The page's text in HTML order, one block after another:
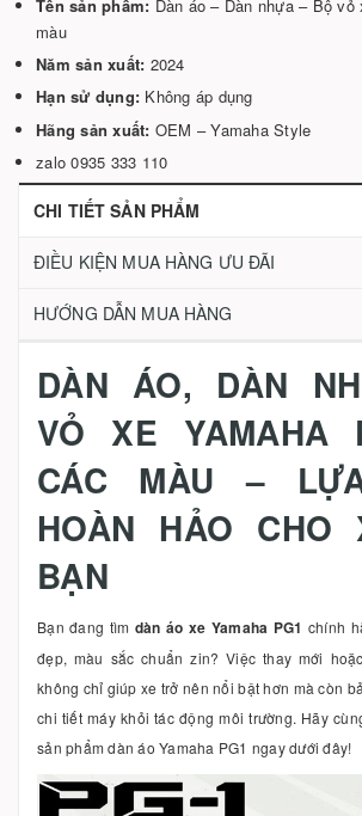
Tên sản phẩm: Dàn áo – Dàn nhựa – Bộ vỏ
màu
Năm sản xuất: 2024
Hạn sử dụng: Không áp dụng
Hãng sản xuất: OEM – Yamaha Style
zalo 0935 333 110
CHI TIẾT SẢN PHẨM
ĐIỀU KIỆN MUA HÀNG ƯU ĐÃI
HƯỚNG DẪN MUA HÀNG
DÀN ÁO, DÀN
VỎ XE YAMAHA
CÁC MÀU –
HOÀN HẢO CHO
BẠN
Bạn đang tìm dàn áo xe Yamaha PG1 chính
đẹp, màu sắc chuẩn zin? Việc thay mới
không chỉ giúp xe trở nên nổi bật hơn mà còn
chi tiết máy khỏi tác động môi trường. Hãy
sản phẩm dàn áo Yamaha PG1 ngay dưới đây!